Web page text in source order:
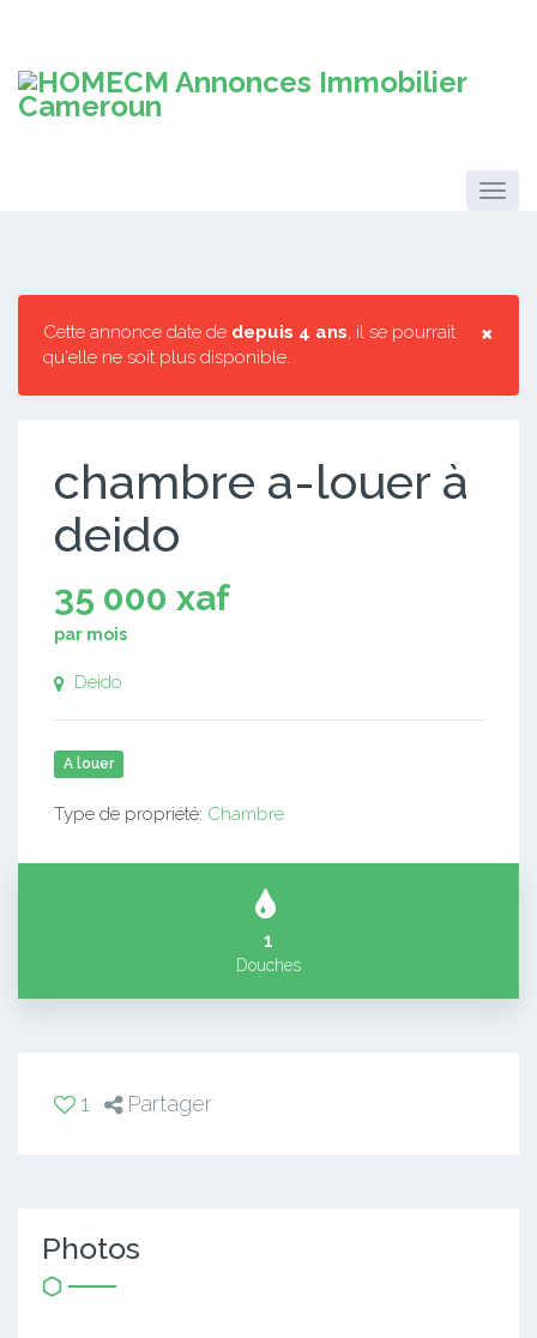
×
Cette annonce date de depuis 4 ans, il se pourrait
qu'elle ne soit plus disponible.
chambre a-louer à
deido
35 000 xaf
par mois
Deido
A louer
Type de propriété: Chambre
1
Douches
1 Partager
Photos